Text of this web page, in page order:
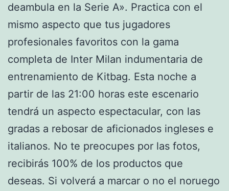
deambula en la Serie A». Practica con el
mismo aspecto que tus jugadores
profesionales favoritos con la gama
completa de Inter Milan indumentaria de
entrenamiento de Kitbag. Esta noche a
partir de las 21:00 horas este escenario
tendrá un aspecto espectacular, con las
gradas a rebosar de aficionados ingleses e
italianos. No te preocupes por las fotos,
recibirás 100% de los productos que
deseas. Si volverá a marcar o no el noruego